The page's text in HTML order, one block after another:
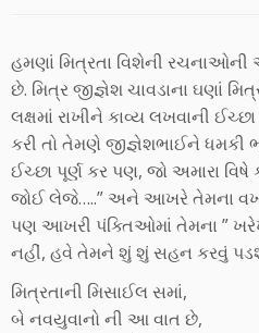
હમણાં મિત્રતા વિશેની રચનાઓની
છે. મિત્ર જીજ્ઞેશ ચાવડાના ઘણાં
લક્ષમાં રાખીને કાવ્ય લખવાની
કરી તો તેમણે જીજ્ઞેશભાઈને ધમકી
ઈચ્છા પૂર્ણ કર પણ, જો અમારા
જોઈ લેજે…..” અને આખરે તેમના
પણ આખરી પંક્તિઓમાં તેમના ”
નહીં, હવે તેમને શું શું સહન કરવું
મિત્રતાની મિસાઈલ સમાં,
બે નવયુવાનો ની આ વાત છે,